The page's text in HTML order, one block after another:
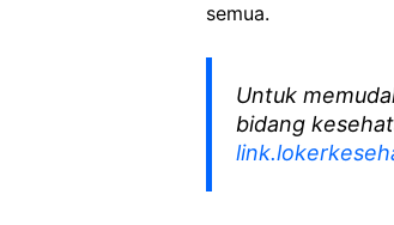
semua.
Untuk
bidang